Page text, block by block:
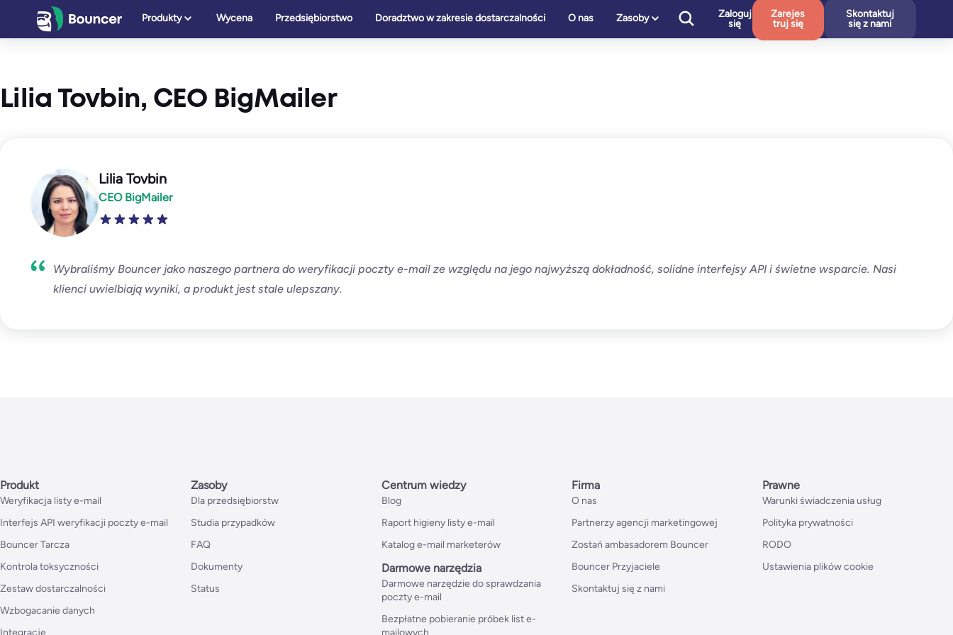
Produkty Wycena Przedsiębiorstwo Doradztwo w zakresie dostarczalności O nas Zasoby
Zaloguj
się
Zarejes
truj się
Skontaktuj
się z nami
Lilia Tovbin, CEO BigMailer
Lilia Tovbin
CEO BigMailer
Wybraliśmy Bouncer jako naszego partnera do weryfikacji poczty e-mail ze względu na jego najwyższą dokładność, solidne interfejsy API i świetne wsparcie. Nasi
klienci uwielbiają wyniki, a produkt jest stale ulepszany.
Produkt
Weryfikacja listy e-mail
Interfejs API weryfikacji poczty e-mail
Bouncer Tarcza
Kontrola toksyczności
Zestaw dostarczalności
Wzbogacanie danych
Zasoby
Dla przedsiębiorstw
Studia przypadków
FAQ
Dokumenty
Status
Centrum wiedzy
Blog
Raport higieny listy e-mail
Katalog e-mail marketerów
Darmowe narzędzia
Darmowe narzędzie do sprawdzania
poczty e-mail
Bezpłatne pobieranie próbek list e-
Firma
O nas
Partnerzy agencji marketingowej
Zostań ambasadorem Bouncer
Bouncer Przyjaciele
Skontaktuj się z nami
Prawne
Warunki świadczenia usług
Polityka prywatności
RODO
Ustawienia plików cookie